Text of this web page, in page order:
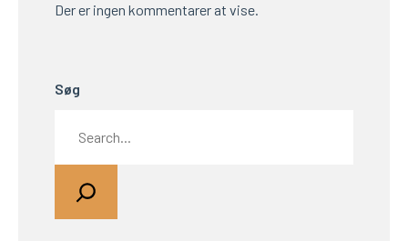
Der er ingen kommentarer at vise.
Søg